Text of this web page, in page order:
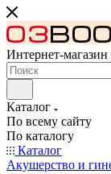
Интернет-
Каталог
По всему сайту
По каталогу
Каталог
Акушерство и